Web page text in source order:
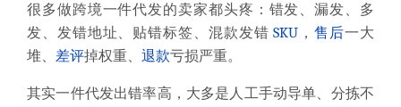
很多做跨境一件代发的卖家都头疼：错发、漏发、多
发、发错地址、贴错标签、混款发错SKU ，售后一大
堆、 差评掉权重、 退款亏损严重。
其实一件代发出错率高，大多是人工手动导单、分拣不